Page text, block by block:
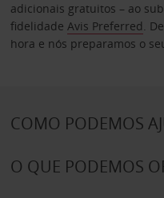
adicionais gratuitos – ao
fidelidade Avis Preferred.
hora e nós preparamos o
COMO PODEMOS
O QUE PODEMOS